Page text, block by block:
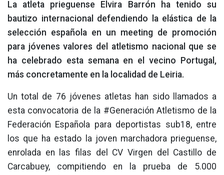
La atleta prieguense Elvira Barrón ha tenido su
bautizo internacional defendiendo la elástica de la
selección española en un meeting de promoción
para jóvenes valores del atletismo nacional que se
ha celebrado esta semana en el vecino Portugal,
más concretamente en la localidad de Leiria.
Un total de 76 jóvenes atletas han sido llamados a
esta convocatoria de la #Generación Atletismo de la
Federación Española para deportistas sub18, entre
los que ha estado la joven marchadora prieguense,
enrolada en las filas del CV Virgen del Castillo de
Carcabuey, compitiendo en la prueba de 5.000